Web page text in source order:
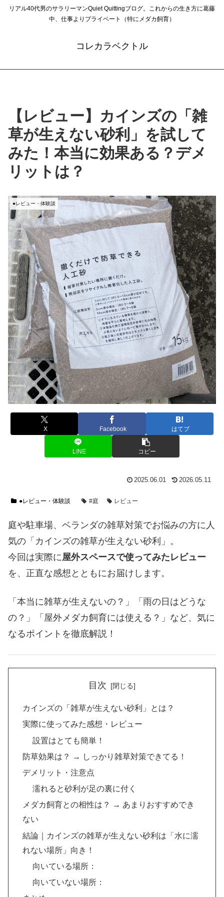
リアル40代男のサラリーマンQuiet Quittingブログ。これからの生き方に葛藤
中、仕事よりプライベート（特にメダカ飼育）
コレカラベクトル
【レビュー】カインズの「雑
草が生えない砂利」を試して
みた！本当に効果ある？デメ
リットは？
●レビュー・体験談
X Facebook はてブ
LINE コピー
2025.06.01 2026.05.11
●レビュー・体験談 #庭 レビュー
庭や駐車場、ベランダの雑草対策でお悩みの方に人
気の「カインズの雑草が生えない砂利」。
今回は実際に 屋外スペースで使ってみたレビュー
を、正直な感想とともにお届けします。
「本当に雑草が生えないの？」「雨の日はどうな
の？」「屋外メダカ飼育には使える？」など、気に
なるポイントを徹底解説！
目次
カインズの「雑草が生えない砂利」とは？
実際に使ってみた感想・レビュー
設置はとても簡単！
防草効果は？ → しっかり雑草対策できてる！
デメリット・注意点
濡れると砂利が足の裏に付く
メダカ飼育との相性は？ → あまりおすすめでき
ない
結論｜カインズの雑草が生えない砂利は「水に濡
れない場所」向き！
向いている場所：
向いていない場所：